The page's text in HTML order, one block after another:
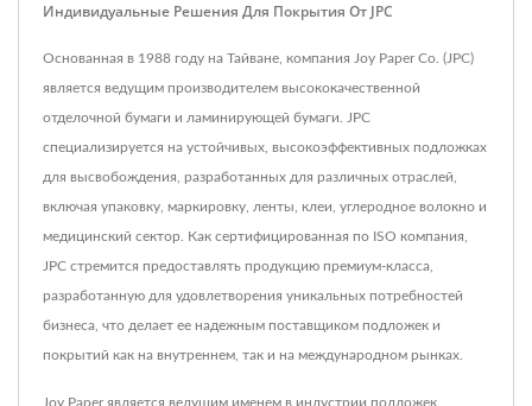
Индивидуальные Решения Для Покрытия От JPC
Основанная в 1988 году на Тайване, компания Joy Paper Co. (JPC)
является ведущим производителем высококачественной
отделочной бумаги и ламинирующей бумаги. JPC
специализируется на устойчивых, высокоэффективных подложках
для высвобождения, разработанных для различных отраслей,
включая упаковку, маркировку, ленты, клеи, углеродное волокно и
медицинский сектор. Как сертифицированная по ISO компания,
JPC стремится предоставлять продукцию премиум-класса,
разработанную для удовлетворения уникальных потребностей
бизнеса, что делает ее надежным поставщиком подложек и
покрытий как на внутреннем, так и на международном рынках.
Joy Paper является ведущим именем в индустрии подложек,